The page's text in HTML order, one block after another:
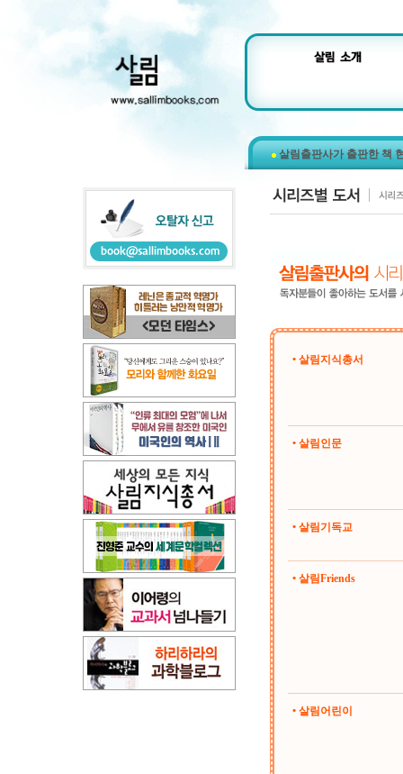
살림출판사가 출판한 책
• 살림지식총서
• 살림인문
• 살림기독교
• 살림Friends
• 살림어린이